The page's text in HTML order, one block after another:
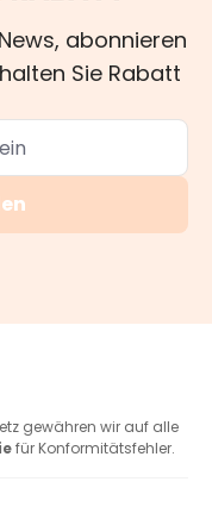
abonnieren
Sie Rabatt
gewähren wir auf alle
für Konformitätsfehler.